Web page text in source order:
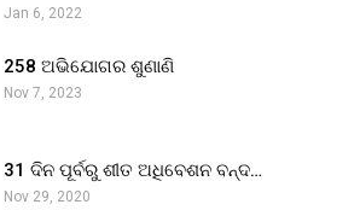
Jan 6, 2022
258 ଅଭିଯୋଗର ଶୁଣାଣି
Nov 7, 2023
31 ଦିନ ପୂର୍ବରୁ ଶୀତ ଅଧିବେଶନ ବନ୍ଦ…
Nov 29, 2020